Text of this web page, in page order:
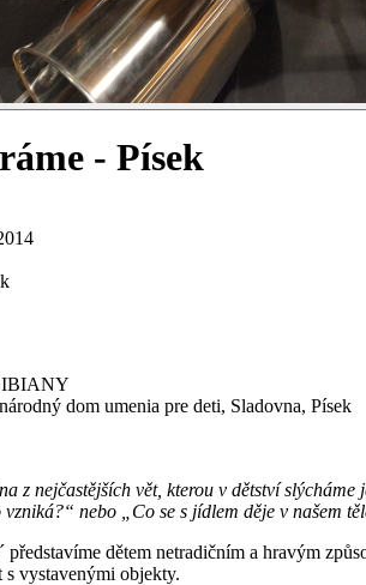
- Písek
dom umenia pre deti, Sladovna, Písek
z nejčastějších vět, kterou v dětství
vzniká?“ nebo „Co se s jídlem děje v našem
dětem netradičním a hravým
vystavenými objekty.